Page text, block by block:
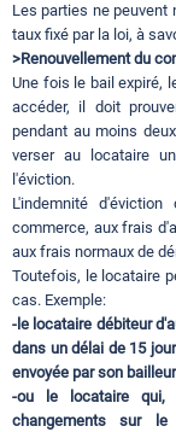
Les parties ne peuvent
taux fixé par la loi, à
>Renouvellement du
Une fois le bail expiré,
accéder, il doit
pendant au moins
verser au locataire
l'éviction.
L'indemnité
commerce, aux frais
aux frais normaux de
Toutefois, le locataire
cas. Exemple:
-le locataire débiteur
dans un délai de 15
envoyée par son
-ou le locataire qui,
changements sur